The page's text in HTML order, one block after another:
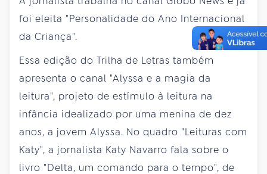
foi eleita "Personalidade do Ano Internacional
da Criança".
Essa edição do Trilha de Letras também
apresenta o canal "Alyssa e a magia da
leitura", projeto de estímulo à leitura na
infância idealizado por uma menina de dez
anos, a jovem Alyssa. No quadro "Leituras com
Katy", a jornalista Katy Navarro fala sobre o
livro "Delta, um comando para o tempo", de